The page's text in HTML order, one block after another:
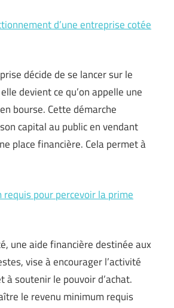
d’une entreprise cotée
décide de se lancer sur le
devient ce qu’on appelle une
bourse. Cette démarche
capital au public en vendant
place financière. Cela permet à
requis pour percevoir la prime
une aide financière destinée aux
vise à encourager l’activité
à soutenir le pouvoir d’achat.
le revenu minimum requis